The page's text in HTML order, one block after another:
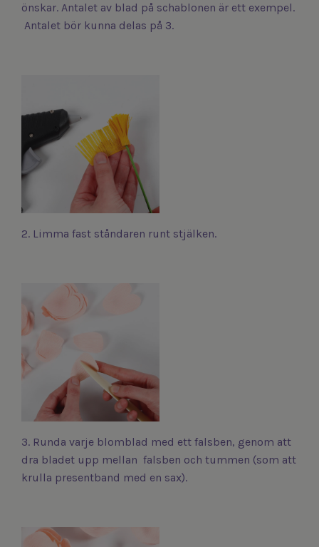
önskar. Antalet av blad på schablonen är ett exempel.
Antalet bör kunna delas på 3.
2. Limma fast ståndaren runt stjälken.
3. Runda varje blomblad med ett falsben, genom att
dra bladet upp mellan falsben och tummen (som att
krulla presentband med en sax).